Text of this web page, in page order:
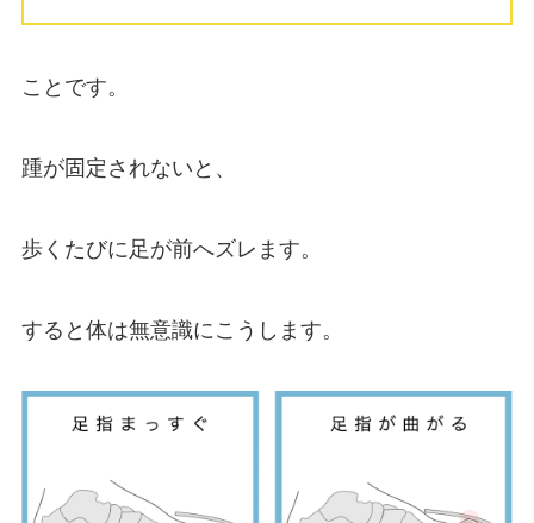
ことです。
踵が固定されないと、
歩くたびに足が前へズレます。
すると体は無意識にこうします。